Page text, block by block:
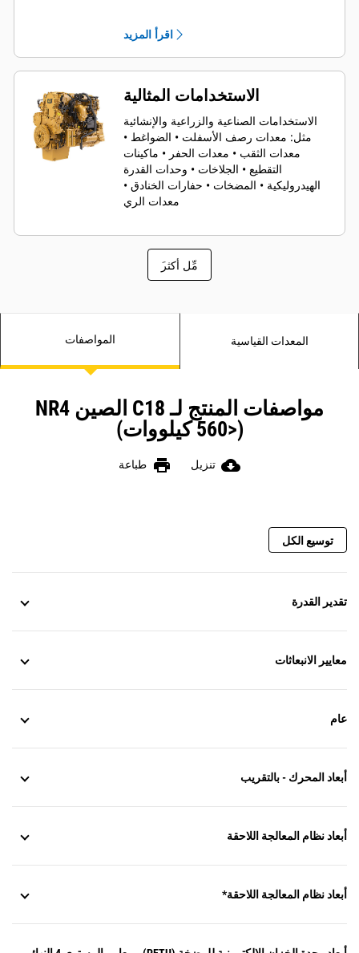
اقرأ المزيد
الاستخدامات المثالية
الاستخدامات الصناعية والزراعية والإنشائية
مثل: معدات رصف الأسفلت • الضواغط •
معدات الثقب • معدات الحفر • ماكينات
التقطيع • الجلاخات • وحدات القدرة
الهيدروليكية • المضخات • حفارات الخنادق •
معدات الري
َمِّل أكثر
المواصفات المعدات القياسية
مواصفات المنتج لـ C18 الصين NR4
(<560 كيلووات)
cloud_download تنزيل print طباعة
توسيع الكل
تقدير القدرة
معايير الانبعاثات
عام
أبعاد المحرك - بالتقريب
أبعاد نظام المعالجة اللاحقة
أبعاد نظام المعالجة اللاحقة*